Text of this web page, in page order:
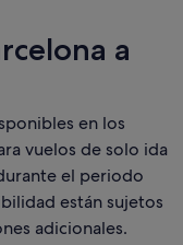
a
en los
vuelos de solo ida
el periodo
están sujetos
adicionales.